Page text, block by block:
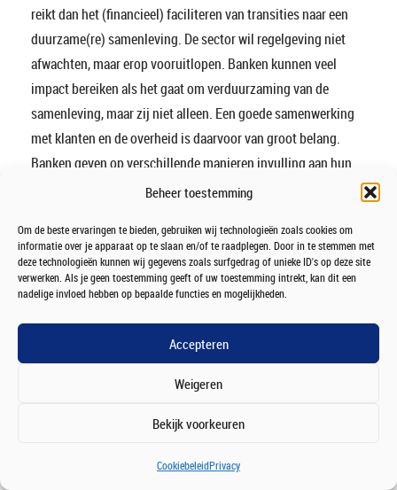
Beheer toestemming
Om de beste ervaringen te bieden, gebruiken wij technologieën zoals cookies om
informatie over je apparaat op te slaan en/of te raadplegen. Door in te stemmen met
deze technologieën kunnen wij gegevens zoals surfgedrag of unieke ID's op deze site
verwerken. Als je geen toestemming geeft of uw toestemming intrekt, kan dit een
nadelige invloed hebben op bepaalde functies en mogelijkheden.
Accepteren
Weigeren
Bekijk voorkeuren
CookiebeleidPrivacy
reikt dan het (financieel) faciliteren van transities naar een
duurzame(re) samenleving. De sector wil regelgeving niet
afwachten, maar erop vooruitlopen. Banken kunnen veel
impact bereiken als het gaat om verduurzaming van de
samenleving, maar zij niet alleen. Een goede samenwerking
met klanten en de overheid is daarvoor van groot belang.
Banken geven op verschillende manieren invulling aan hun
ambities op het vlak van verduurzaming. Dat gebeurt op
duurzaamheid wordt intensief samengewerkt en
tegelijkertijd stevig geconcurreerd. Eigen initiatief van
banken is belangrijk en moet de ruimte krijgen. De NVB
te delen en door standaarden te ontwikkelen. In onze dialoog
met maatschappelijke organisaties en de overheid
onderzoeken we continu waar de sector het nog beter kan
Verbond van Verzekeraarsis de belangenvereniging van